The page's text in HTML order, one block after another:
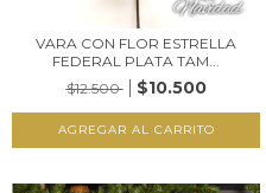
VARA CON FLOR ESTRELLA
FEDERAL PLATA TAM...
$12.500
$10.500